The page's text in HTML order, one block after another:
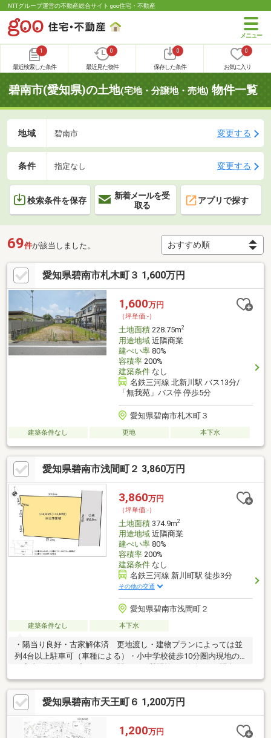
NTTグループ運営の不動産総合サイト goo住宅・不動産
1
最近検索した条件
0
最近見た物件
0
保存した条件
0
お気に入り
碧南市(愛知県)の土地(宅地・分譲地・売地) 物件一覧
地域 碧南市 変更する
条件 指定なし 変更する
検索条件を保存
新着メールを受
取る
アプリで探す
69件が該当しました。
愛知県碧南市札木町３ 1,600万円
1,600万円
（坪単価:-）
土地面積228.75m2
用途地域近隣商業
建ぺい率80%
容積率200%
建築条件なし
名鉄三河線 北新川駅 バス13分/
「無我苑」バス停 停歩5分
愛知県碧南市札木町３
建築条件なし 更地 本下水
愛知県碧南市浅間町２ 3,860万円
3,860万円
（坪単価:-）
土地面積374.9m2
用途地域近隣商業
建ぺい率80%
容積率200%
建築条件なし
名鉄三河線 新川町駅 徒歩3分
その他の交通
愛知県碧南市浅間町２
建築条件なし 本下水
・陽当り良好・古家解体済 更地渡し・建物プランによっては並
列4台以上駐車可（車種による）・小中学校徒歩10分圏内現地の
ください！
愛知県碧南市天王町６ 1,200万円
1,200万円